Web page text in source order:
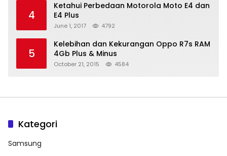
4
Ketahui Perbedaan Motorola Moto E4 dan
E4 Plus
June 1, 2017 4792
5
Kelebihan dan Kekurangan Oppo R7s RAM
4Gb Plus & Minus
October 21, 2015 4584
Kategori
Samsung